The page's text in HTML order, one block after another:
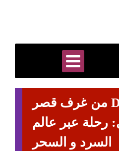
من غرف قصر Downton إلى
رحلة عبر عالم
السرد و السحر